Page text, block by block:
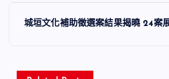
導城垣文化補助徵選案結果揭曉 24案